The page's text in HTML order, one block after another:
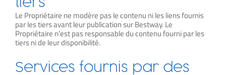
tiers
Le Propriétaire ne modère pas le contenu ni les liens fournis
par les tiers avant leur publication sur Bestway. Le
Propriétaire n’est pas responsable du contenu fourni par les
tiers ni de leur disponibilité.
Services fournis par des